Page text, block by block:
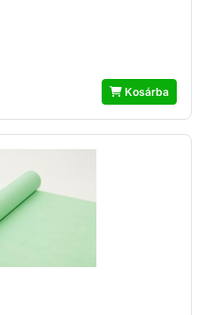
Kosárba